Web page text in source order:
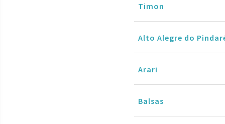
Timon
Alto Alegre do
Arari
Balsas